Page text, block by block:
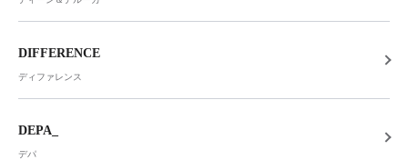
DIFFERENCE
ディファレンス
DEPA_
デパ